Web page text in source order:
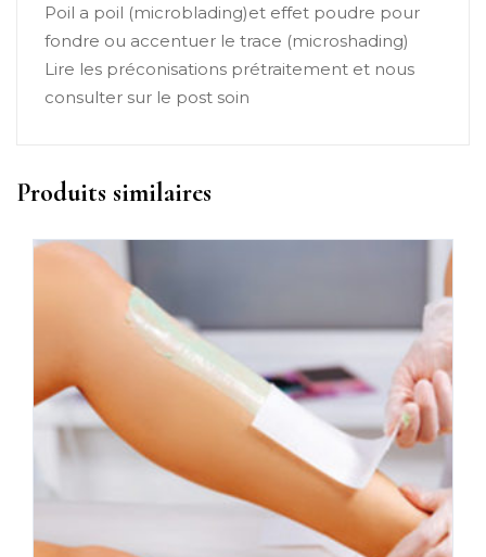
Poil a poil (microblading)et effet poudre pour
fondre ou accentuer le trace (microshading)
Lire les préconisations prétraitement et nous
consulter sur le post soin
Produits similaires